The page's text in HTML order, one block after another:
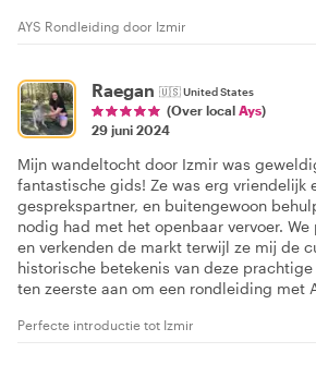
AYS Rondleiding door Izmir
Raegan 🇺🇸United States
(Over local Ays)
29 juni 2024
Mijn wandeltocht door Izmir was
fantastische gids! Ze was erg vriendelijk
gesprekspartner, en buitengewoon
nodig had met het openbaar vervoer.
en verkenden de markt terwijl ze mij de
historische betekenis van deze
ten zeerste aan om een rondleiding met
Perfecte introductie tot Izmir